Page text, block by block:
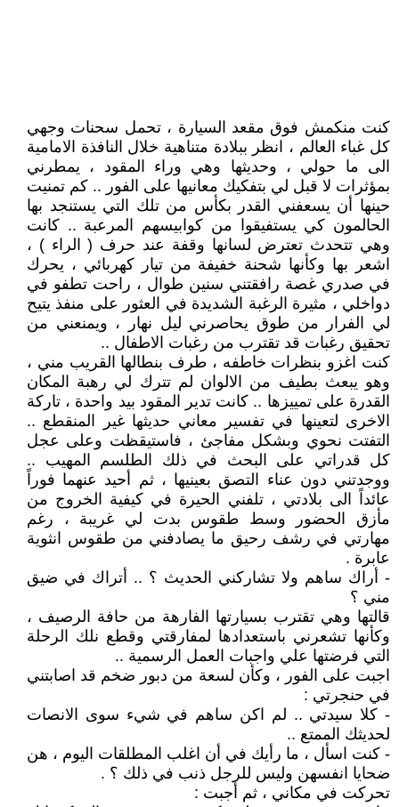
كنت منكمش فوق مقعد السيارة ، تحمل سحنات وجهي
كل غباء العالم ، انظر ببلادة متناهية خلال النافذة الامامية
الى ما حولي ، وحديثها وهي وراء المقود ، يمطرني
بمؤثرات لا قبل لي بتفكيك معانيها على الفور .. كم تمنيت
حينها أن يسعفني القدر بكأس من تلك التي يستنجد بها
الحالمون كي يستفيقوا من كوابيسهم المرعبة .. كانت
وهي تتحدث تعترض لسانها وقفة عند حرف ( الراء ) ،
اشعر بها وكأنها شحنة خفيفة من تيار كهربائي ، يحرك
في صدري غصة رافقتني سنين طوال ، راحت تطفو في
دواخلي ، مثيرة الرغبة الشديدة في العثور على منفذ يتيح
لي الفرار من طوق يحاصرني ليل نهار ، ويمنعني من
تحقيق رغبات قد تقترب من رغبات الاطفال ..
كنت اغزو بنظرات خاطفه ، طرف بنطالها القريب مني ،
وهو يبعث بطيف من الالوان لم تترك لي رهبة المكان
القدرة على تمييزها .. كانت تدير المقود بيد واحدة ، تاركة
الاخرى لتعينها في تفسير معاني حديثها غير المنقطع ..
التفتت نحوي وبشكل مفاجئ ، فاستيقظت وعلى عجل
كل قدراتي على البحث في ذلك الطلسم المهيب ..
ووجدتني دون عناء التصق بعينيها ، ثم أحيد عنهما فوراً
عائداً الى بلادتي ، تلفني الحيرة في كيفية الخروج من
مأزق الحضور وسط طقوس بدت لي غريبة ، رغم
مهارتي في رشف رحيق ما يصادفني من طقوس انثوية
عابرة .
- أراك ساهم ولا تشاركني الحديث ؟ .. أتراك في ضيق
مني ؟
قالتها وهي تقترب بسيارتها الفارهة من حافة الرصيف ،
وكأنها تشعرني باستعدادها لمفارقتي وقطع نلك الرحلة
التي فرضتها علي واجبات العمل الرسمية ..
اجبت على الفور ، وكأن لسعة من دبور ضخم قد اصابتني
في حنجرتي :
- كلا سيدتي .. لم اكن ساهم في شيء سوى الانصات
لحديثك الممتع ..
- كنت اسأل ، ما رأيك في أن اغلب المطلقات اليوم ، هن
ضحايا انفسهن وليس للرجل ذنب في ذلك ؟ .
تحركت في مكاني ، ثم أجبت :